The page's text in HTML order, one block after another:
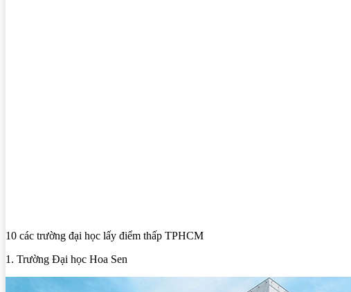
10 các trường đại học lấy điểm thấp TPHCM
1. Trường Đại học Hoa Sen